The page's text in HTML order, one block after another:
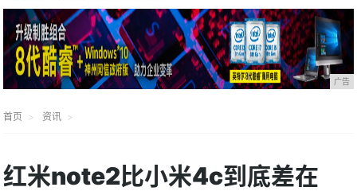
广告
首页 资讯
红米note2比小米4c到底差在